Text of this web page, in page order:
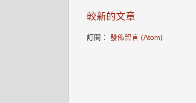
較新的文章
訂閱： 發佈留言 (Atom)